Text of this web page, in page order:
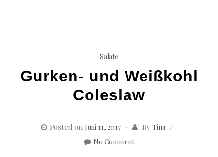
Salate
Gurken- und Weißkohl
Coleslaw
Posted on Juni 11, 2017 By Tina
No Comment